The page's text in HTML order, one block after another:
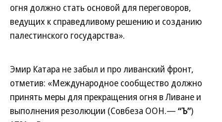
огня должно стать основой для переговоров,
ведущих к справедливому решению и созданию
палестинского государства».
Эмир Катара не забыл и про ливанский фронт,
отметив: «Международное сообщество должно
принять меры для прекращения огня в Ливане и
выполнения резолюции (Совбеза ООН.— “Ъ”)